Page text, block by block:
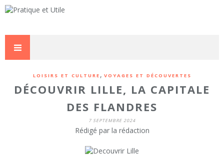
LOISIRS ET CULTURE , VOYAGES ET DÉCOUVERTES
DÉCOUVRIR LILLE, LA CAPITALE
DES FLANDRES
7 SEPTEMBRE 2024
Rédigé par la rédaction